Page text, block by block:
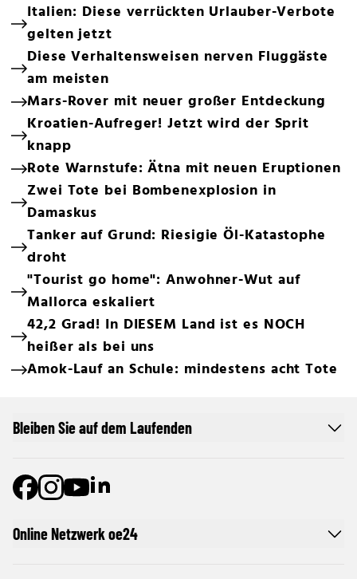
Italien: Diese verrückten Urlauber-Verbote
gelten jetzt
Diese Verhaltensweisen nerven Fluggäste
am meisten
Mars-Rover mit neuer großer Entdeckung
Kroatien-Aufreger! Jetzt wird der Sprit
knapp
Rote Warnstufe: Ätna mit neuen Eruptionen
Zwei Tote bei Bombenexplosion in
Damaskus
Tanker auf Grund: Riesigie Öl-Katastophe
droht
"Tourist go home": Anwohner-Wut auf
Mallorca eskaliert
42,2 Grad! In DIESEM Land ist es NOCH
heißer als bei uns
Amok-Lauf an Schule: mindestens acht Tote
Online Netzwerk oe24
Bleiben Sie auf dem Laufenden